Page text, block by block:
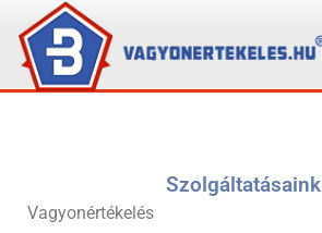
Szolgáltatásaink
Vagyonértékelés